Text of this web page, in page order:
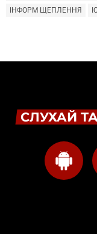
ІНФОРМ ЩЕПЛЕННЯ
СЛУХАЙ